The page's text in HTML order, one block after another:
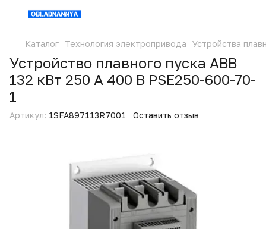
Каталог Технология электропривода Устройства
Устройство плавного пуска ABB
132 кВт 250 А 400 В PSE250-600-70-
1
Артикул: 1SFA897113R7001 Оставить отзыв